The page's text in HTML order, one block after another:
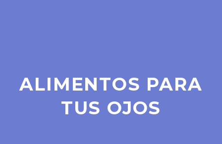
ALIMENTOS PARA
TUS OJOS